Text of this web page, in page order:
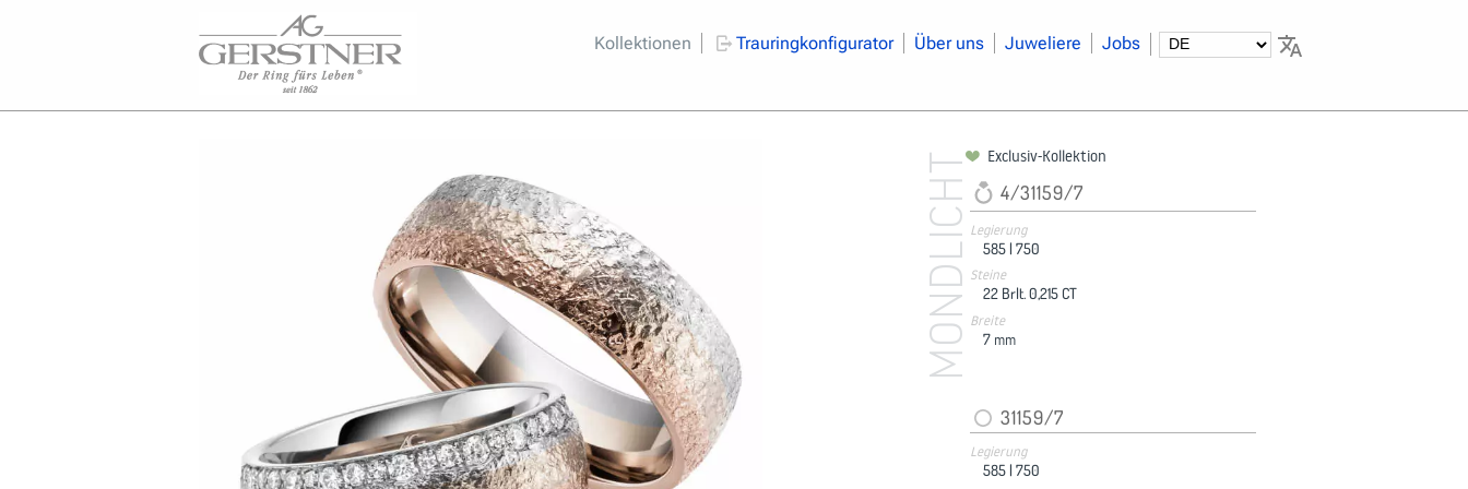
Kollektionen Trauringkonfigurator Über uns Juweliere Jobs
MONDLICHT Exclusiv-Kollektion
4/31159/7
Legierung
585 | 750
Steine
22 Brlt. 0,215 CT
Breite
7 mm
31159/7
Legierung
585 | 750